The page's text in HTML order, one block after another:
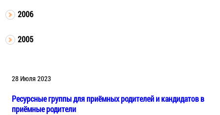
2006
2005
28 Июля 2023
Ресурсные группы для приёмных родителей и кандидатов в
приёмные родители